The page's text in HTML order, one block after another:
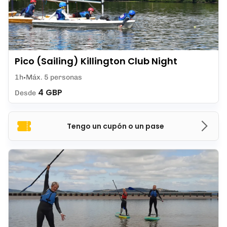
Tengo un cupón o un pase
Pico (Sailing) Killington Club Night
1h Máx. 5 personas
Desde 4 GBP